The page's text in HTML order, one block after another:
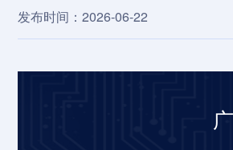
发布时间：2026-06-22